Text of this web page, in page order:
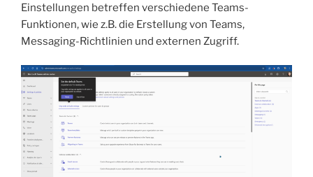
Einstellungen betreffen verschiedene Teams-
Funktionen, wie z.B. die Erstellung von Teams,
Messaging-Richtlinien und externen Zugriff.